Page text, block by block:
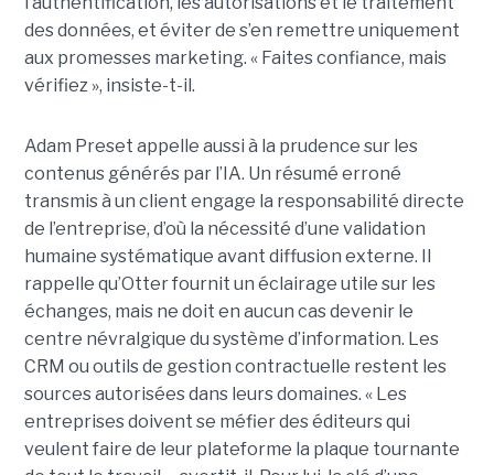
des données, et éviter de s’en remettre uniquement
aux promesses marketing. « Faites confiance, mais
vérifiez », insiste-t-il.
Adam Preset appelle aussi à la prudence sur les
contenus générés par l’IA. Un résumé erroné
transmis à un client engage la responsabilité directe
de l’entreprise, d’où la nécessité d’une validation
humaine systématique avant diffusion externe. Il
rappelle qu’Otter fournit un éclairage utile sur les
échanges, mais ne doit en aucun cas devenir le
centre névralgique du système d’information. Les
CRM ou outils de gestion contractuelle restent les
sources autorisées dans leurs domaines. « Les
entreprises doivent se méfier des éditeurs qui
veulent faire de leur plateforme la plaque tournante